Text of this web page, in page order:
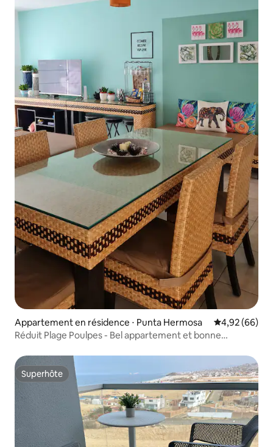
Appartement en résidence ⋅ Punta Hermosa Évaluation
4,92 (66)
Réduit Plage Poulpes - Bel appartement et bonne
Superhôte
Superhôte